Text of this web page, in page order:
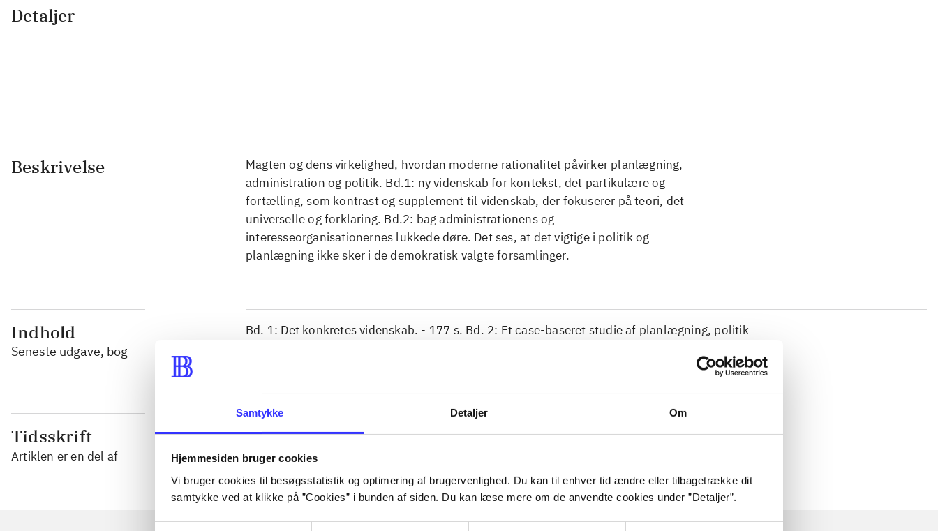
Samtykke Detaljer Om
Hjemmesiden bruger cookies
Vi bruger cookies til besøgsstatistik og optimering af brugervenlighed. Du kan til enhver tid ændre eller tilbagetrække dit
samtykke ved at klikke på ”Cookies” i bunden af siden. Du kan læse mere om de anvendte cookies under ”Detaljer”.
Detaljer
Beskrivelse
Magten og dens virkelighed, hvordan moderne rationalitet påvirker planlægning,
administration og politik. Bd.1: ny videnskab for kontekst, det partikulære og
fortælling, som kontrast og supplement til videnskab, der fokuserer på teori, det
universelle og forklaring. Bd.2: bag administrationens og
interesseorganisationernes lukkede døre. Det ses, at det vigtige i politik og
planlægning ikke sker i de demokratisk valgte forsamlinger.
Indhold
Seneste udgave, bog
Bd. 1: Det konkretes videnskab. - 177 s. Bd. 2: Et case-baseret studie af planlægning, politik
Tidsskrift
Artiklen er en del af